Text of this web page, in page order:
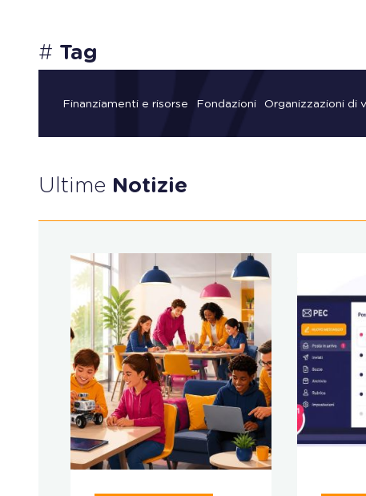
# Tag
Finanziamenti e risorse Fondazioni Organizzazioni di
Ultime Notizie